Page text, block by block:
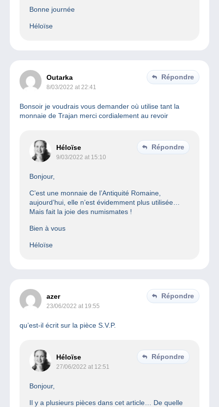
Bonne journée
Héloïse
Outarka
8/03/2022 at 22:41
Répondre
Bonsoir je voudrais vous demander où utilise tant la
monnaie de Trajan merci cordialement au revoir
Héloïse
9/03/2022 at 15:10
Répondre
Bonjour,
C’est une monnaie de l’Antiquité Romaine,
aujourd’hui, elle n’est évidemment plus utilisée…
Mais fait la joie des numismates !
Bien à vous
Héloïse
azer
23/06/2022 at 19:55
Répondre
qu’est-il écrit sur la pièce S.V.P.
Héloïse
27/06/2022 at 12:51
Répondre
Bonjour,
Il y a plusieurs pièces dans cet article… De quelle